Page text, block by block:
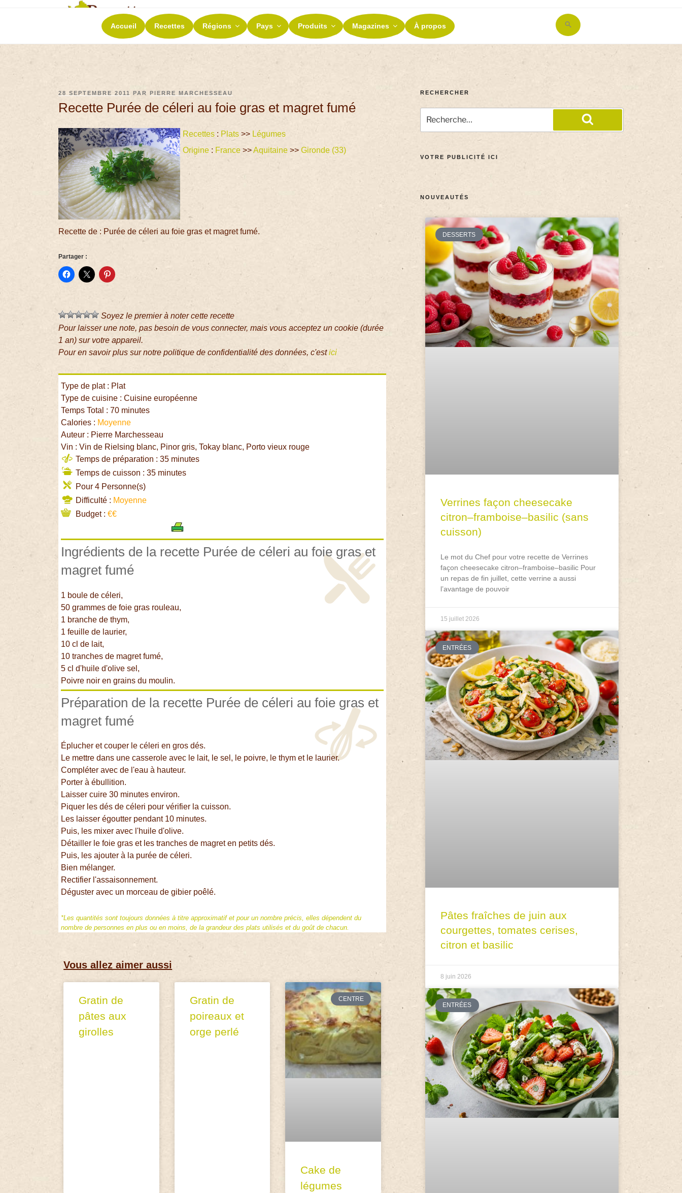
RECETTES ET TERROIRS
La richesse de nos terroirs
Accueil Recettes Régions Pays Produits Magazines À propos
Search
for:
28 SEPTEMBRE 2011 PARPIERRE MARCHESSEAU
Recette Purée de céleri au foie gras et magret fumé
Recettes : Plats >> Légumes
Origine : France >>Aquitaine >>Gironde (33)
Recette de : Purée de céleri au foie gras et magret fumé.
Partager :
Soyez le premier à noter cette recette
Pour laisser une note, pas besoin de vous connecter, mais vous acceptez un cookie (durée
1 an) sur votre appareil.
Pour en savoir plus sur notre politique de confidentialité des données, c'estici
Type de plat : Plat
Type de cuisine : Cuisine européenne
Temps Total : 70 minutes
Calories : Moyenne
Auteur : Pierre Marchesseau
Vin : Vin de Rielsing blanc, Pinor gris, Tokay blanc, Porto vieux rouge
Temps de préparation : 35 minutes
Temps de cuisson : 35 minutes
Pour 4 Personne(s)
Difficulté : Moyenne
Budget :€€
Ingrédients de la recette Purée de céleri au foie gras et
magret fumé
1 boule de céleri,
50 grammes de foie gras rouleau,
1 branche de thym,
1 feuille de laurier,
10 cl de lait,
10 tranches de magret fumé,
5 cl d'huile d'olive sel,
Poivre noir en grains du moulin.
Préparation de la recette Purée de céleri au foie gras et
magret fumé
Éplucher et couper le céleri en gros dés.
Le mettre dans une casserole avec le lait, le sel, le poivre, le thym et le laurier.
Compléter avec de l'eau à hauteur.
Porter à ébullition.
Laisser cuire 30 minutes environ.
Piquer les dés de céleri pour vérifier la cuisson.
Les laisser égoutter pendant 10 minutes.
Puis, les mixer avec l'huile d'olive.
Détailler le foie gras et les tranches de magret en petits dés.
Puis, les ajouter à la purée de céleri.
Bien mélanger.
Rectifier l'assaisonnement.
Déguster avec un morceau de gibier poêlé.
*Les quantités sont toujours données à titre approximatif et pour un nombre précis, elles dépendent du
nombre de personnes en plus ou en moins, de la grandeur des plats utilisés et du goût de chacun.
Vous allez aimer aussi
Gratin de
pâtes aux
girolles
Gratin de
poireaux et
orge perlé
CENTRE
Cake de
légumes
RECHERCHER
VOTRE PUBLICITÉ ICI
NOUVEAUTÉS
DESSERTS
Verrines façon cheesecake
citron–framboise–basilic (sans
cuisson)
Le mot du Chef pour votre recette de Verrines
façon cheesecake citron–framboise–basilic Pour
un repas de fin juillet, cette verrine a aussi
l’avantage de pouvoir
15 juillet 2026
ENTRÉES
Pâtes fraîches de juin aux
courgettes, tomates cerises,
citron et basilic
8 juin 2026
ENTRÉES